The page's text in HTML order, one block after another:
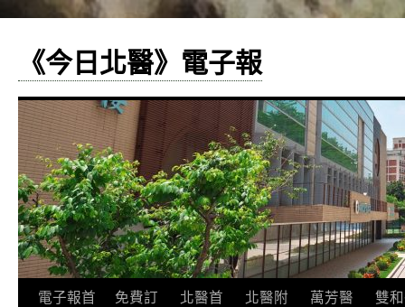
《今日北醫》電子報
跳電子報首
免費訂
北醫首
北醫附
萬芳醫
雙